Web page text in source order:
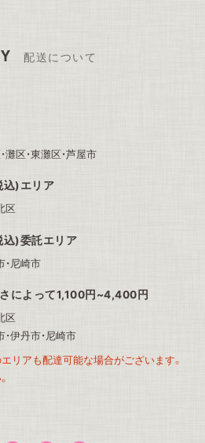
配送について
灘区・東灘区・芦屋市
込)エリア
区
)委託エリア
・尼崎市
によって1,100円~4,400円
区
・伊丹市・尼崎市
リアも配達可能な場合がございます。